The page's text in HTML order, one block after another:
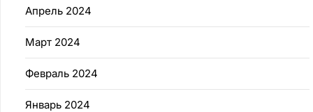
Апрель 2024
Март 2024
Февраль 2024
Январь 2024